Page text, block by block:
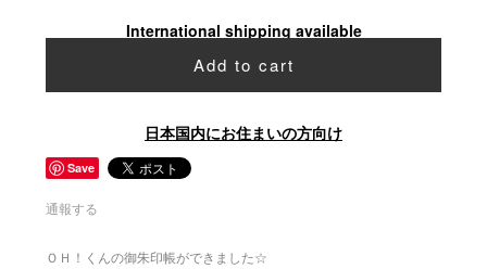
International shipping available
Add to cart
日本国内にお住まいの方向け
Save
通報する
ＯＨ！くんの御朱印帳ができました☆